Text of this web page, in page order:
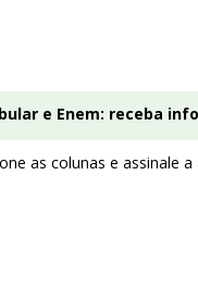
e Enem: receba
as colunas e assinale